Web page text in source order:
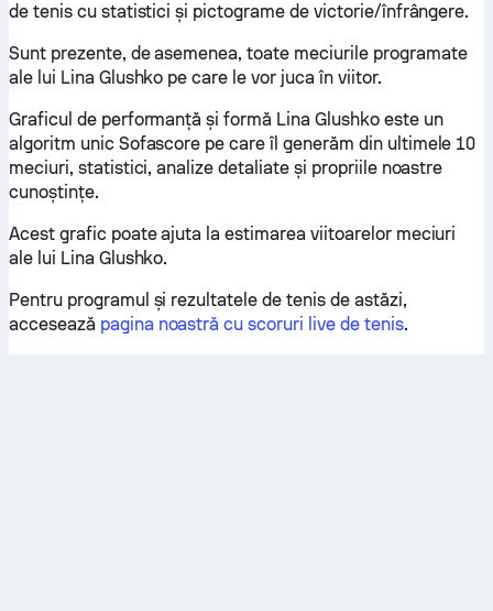
de tenis cu statistici și pictograme de victorie/înfrângere.
Sunt prezente, de asemenea, toate meciurile programate
ale lui Lina Glushko pe care le vor juca în viitor.
Graficul de performanță și formă Lina Glushko este un
algoritm unic Sofascore pe care îl generăm din ultimele 10
meciuri, statistici, analize detaliate și propriile noastre
cunoștințe.
Acest grafic poate ajuta la estimarea viitoarelor meciuri
ale lui Lina Glushko.
Pentru programul și rezultatele de tenis de astăzi,
accesează pagina noastră cu scoruri live de tenis.